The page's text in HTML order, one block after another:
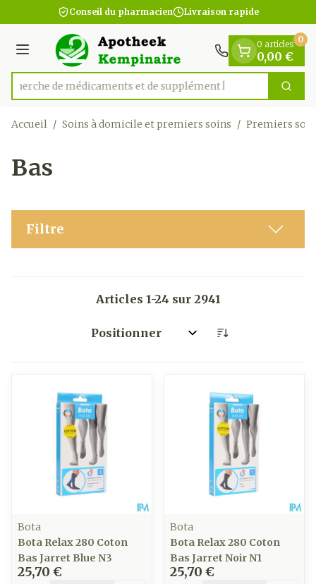
Aller au contenu
1 de 1
Conseil du pharmacien Livraison rapide
Menu
Rechercher
Recherche de médicam
0 articles
0,00 €
0
Accueil / Soins à domicile et premiers soins / Premiers
Bas
Filtre
Articles 1-24 sur 2941
Trier par:
Bota
Bota Relax 280 Coton
Bas Jarret Blue N3
25,70 €
Bota
Bota Relax 280 Coton
Bas Jarret Noir N1
25,70 €